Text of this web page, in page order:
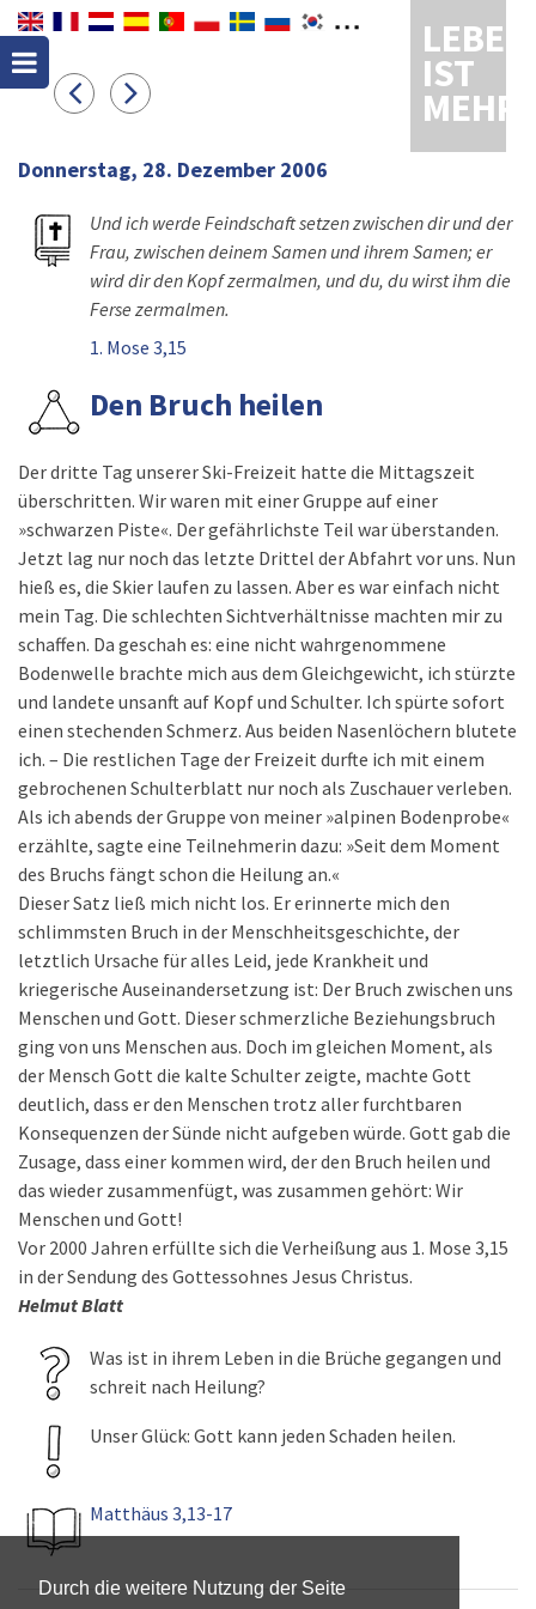
Durch die weitere Nutzung der Seite
LEBEN
IST
MEHR
Donnerstag, 28. Dezember 2006
Und ich werde Feindschaft setzen zwischen dir und der
Frau, zwischen deinem Samen und ihrem Samen; er
wird dir den Kopf zermalmen, und du, du wirst ihm die
Ferse zermalmen.
1. Mose 3,15
Den Bruch heilen
Der dritte Tag unserer Ski-Freizeit hatte die Mittagszeit
überschritten. Wir waren mit einer Gruppe auf einer
»schwarzen Piste«. Der gefährlichste Teil war überstanden.
Jetzt lag nur noch das letzte Drittel der Abfahrt vor uns. Nun
hieß es, die Skier laufen zu lassen. Aber es war einfach nicht
mein Tag. Die schlechten Sichtverhältnisse machten mir zu
schaffen. Da geschah es: eine nicht wahrgenommene
Bodenwelle brachte mich aus dem Gleichgewicht, ich stürzte
und landete unsanft auf Kopf und Schulter. Ich spürte sofort
einen stechenden Schmerz. Aus beiden Nasenlöchern blutete
ich. – Die restlichen Tage der Freizeit durfte ich mit einem
gebrochenen Schulterblatt nur noch als Zuschauer verleben.
Als ich abends der Gruppe von meiner »alpinen Bodenprobe«
erzählte, sagte eine Teilnehmerin dazu: »Seit dem Moment
des Bruchs fängt schon die Heilung an.«
Dieser Satz ließ mich nicht los. Er erinnerte mich den
schlimmsten Bruch in der Menschheitsgeschichte, der
letztlich Ursache für alles Leid, jede Krankheit und
kriegerische Auseinandersetzung ist: Der Bruch zwischen uns
Menschen und Gott. Dieser schmerzliche Beziehungsbruch
ging von uns Menschen aus. Doch im gleichen Moment, als
der Mensch Gott die kalte Schulter zeigte, machte Gott
deutlich, dass er den Menschen trotz aller furchtbaren
Konsequenzen der Sünde nicht aufgeben würde. Gott gab die
Zusage, dass einer kommen wird, der den Bruch heilen und
das wieder zusammenfügt, was zusammen gehört: Wir
Menschen und Gott!
Vor 2000 Jahren erfüllte sich die Verheißung aus 1. Mose 3,15
in der Sendung des Gottessohnes Jesus Christus.
Helmut Blatt
Was ist in ihrem Leben in die Brüche gegangen und
schreit nach Heilung?
Unser Glück: Gott kann jeden Schaden heilen.
Matthäus 3,13-17